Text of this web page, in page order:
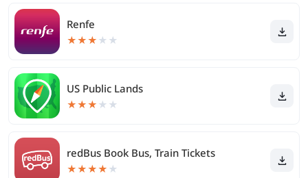
Renfe
★★★ ★ ★
US Public Lands
★★★ ★ ★
redBus Book Bus, Train Tickets
★★★★ ★